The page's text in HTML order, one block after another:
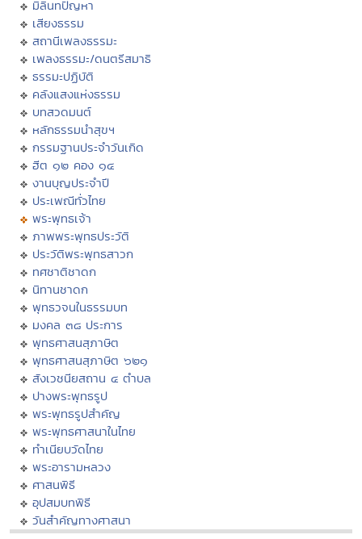
มิลินทปัญหา
เสียงธรรม
สถานีเพลงธรรมะ
เพลงธรรมะ/ดนตรีสมาธิ
ธรรมะปฏิบัติ
คลังแสงแห่งธรรม
บทสวดมนต์
หลักธรรมนำสุขฯ
กรรมฐานประจำวันเกิด
ฮีต ๑๒ คอง ๑๔
งานบุญประจำปี
ประเพณีทั่วไทย
พระพุทธเจ้า
ภาพพระพุทธประวัติ
ประวัติพระพุทธสาวก
ทศชาติชาดก
นิทานชาดก
พุทธวจนในธรรมบท
มงคล ๓๘ ประการ
พุทธศาสนสุภาษิต
พุทธศาสนสุภาษิต ๖๒๑
สังเวชนียสถาน ๔ ตำบล
ปางพระพุทธรูป
พระพุทธรูปสำคัญ
พระพุทธศาสนาในไทย
ทำเนียบวัดไทย
พระอารามหลวง
ศาสนพิธี
อุปสมบทพิธี
วันสำคัญทางศาสนา